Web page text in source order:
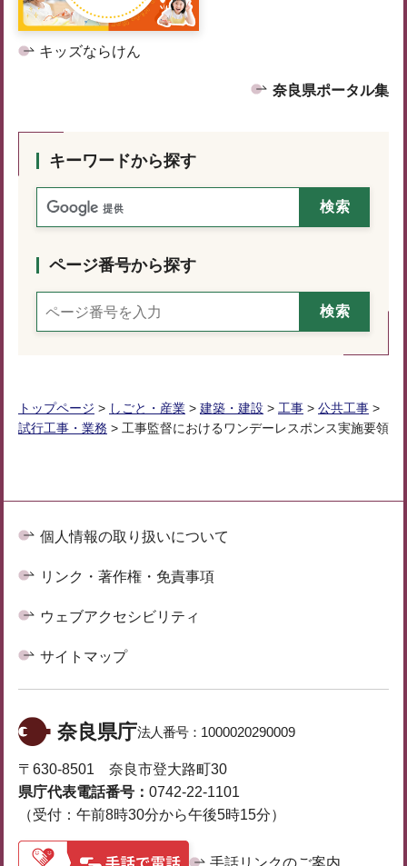
キッズならけん
奈良県ポータル集
キーワードから探す
ページ番号から探す
トップページ > しごと・産業 > 建築・建設 > 工事 > 公共工事 >
試行工事・業務 > 工事監督におけるワンデーレスポンス実施要領
個人情報の取り扱いについて
リンク・著作権・免責事項
ウェブアクセシビリティ
サイトマップ
奈良県庁法人番号： 1000020290009
〒630-8501 奈良市登大路町30
県庁代表電話番号： 0742-22-1101
（受付：午前8時30分から午後5時15分）